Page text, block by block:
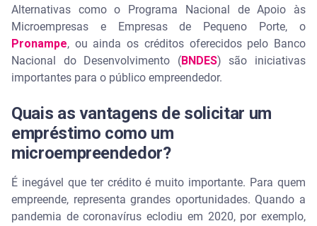
Alternativas como o Programa Nacional de Apoio às
Microempresas e Empresas de Pequeno Porte, o
Pronampe, ou ainda os créditos oferecidos pelo Banco
Nacional do Desenvolvimento (BNDES) são iniciativas
importantes para o público empreendedor.
Quais as vantagens de solicitar um
empréstimo como um
microempreendedor?
É inegável que ter crédito é muito importante. Para quem
empreende, representa grandes oportunidades. Quando a
pandemia de coronavírus eclodiu em 2020, por exemplo,